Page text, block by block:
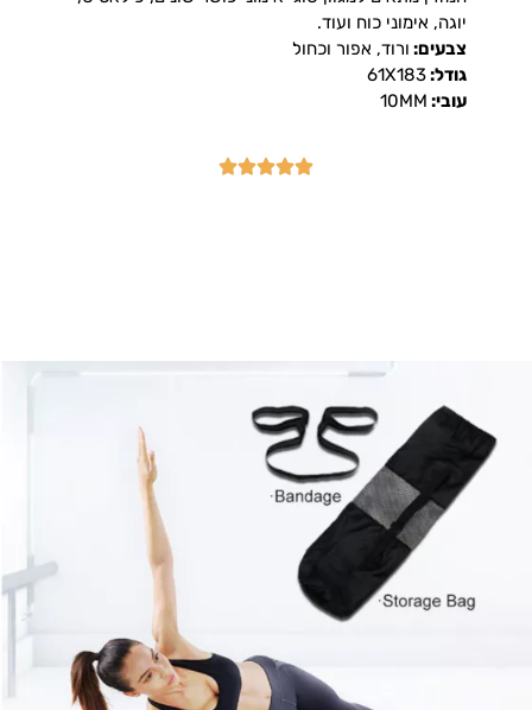
יוגה, אימוני כוח ועוד.
צבעים: ורוד, אפור וכחול
גודל:61X183
עובי: 10MM